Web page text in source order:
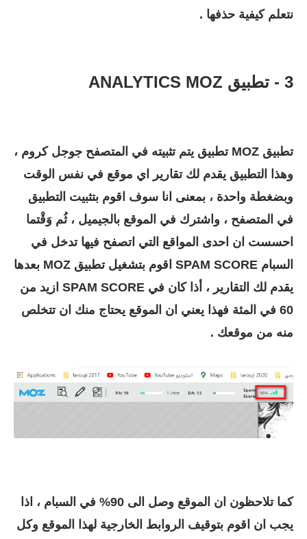
نتعلم كيفية حذفها .
3 - تطبيق ANALYTICS MOZ
تطبيق MOZ تطبيق يتم تثبيته في المتصفح جوجل كروم ،
وهذا التطبيق يقدم لك تقارير اي موقع في نفس الوقت
وبضغطة واحدة ، بمعنى انا سوف اقوم بتثبيت التطبيق
في المتصفح ، واشترك في الموقع بالجيميل ، ثُم وَقْتما
احسست ان احدى المواقع التي اتصفح فيها تدخل في
السبام SPAM SCORE اقوم بتشغيل تطبيق MOZ بعدها
يقدم لك التقارير ، أذا كان في SPAM SCORE ازيد من
60 في المئة فهذا يعني ان الموقع يحتاج منك ان تتخلص
منه من موقعك .
كما تلاحظون ان الموقع وصل الى 90% في السبام ، اذا
يجب ان اقوم بتوقيف الروابط الخارجية لهذا الموقع وكل